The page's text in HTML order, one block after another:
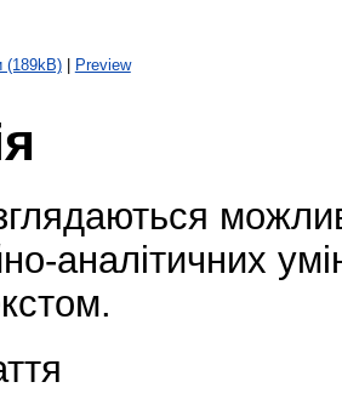
(189kB)| Preview
аналітичних